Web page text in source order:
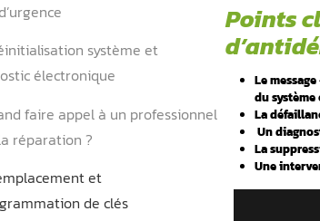
2.2. Démarrage impossible malgré une
batterie fonctionnelle
3. Comment résoudre un problème
antidémarrage sur Mercedes Sprinter
3.1. Utilisation de la clé de secours et du